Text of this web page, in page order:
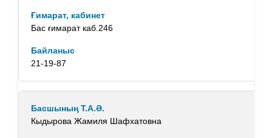
Бас ғимарат каб.246
21-19-87
Кыдырова Жамиля Шафхатовна